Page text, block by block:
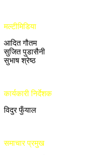
मल्टीमिडिया
आदित गौतम
सुजित पुडासैनी
सुभाष श्रेष्ठ
कार्यकारी निर्देशक
विदुर फुँयाल
समाचार प्रमुख